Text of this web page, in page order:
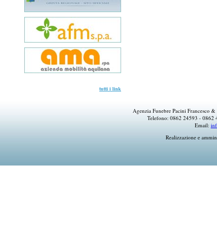
tutti i link
Agenzia Funebre Pacini Francesco
Telefono: 0862 24593 - 0862
Email:
Realizzazione e